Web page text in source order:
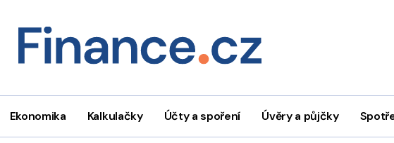
Ekonomika Kalkulačky Účty a spoření Úvěry a půjčky